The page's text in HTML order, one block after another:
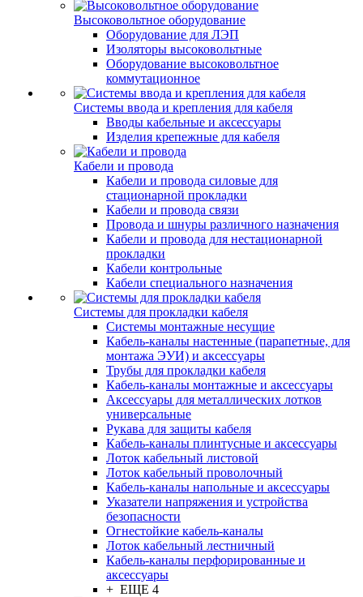
Высоковольтное оборудование
Оборудование для ЛЭП
Изоляторы высоковольтные
Оборудование высоковольтное
коммутационное
Системы ввода и крепления для кабеля
Вводы кабельные и аксессуары
Изделия крепежные для кабеля
Кабели и провода
Кабели и провода силовые для
стационарной прокладки
Кабели и провода связи
Провода и шнуры различного назначения
Кабели и провода для нестационарной
прокладки
Кабели контрольные
Кабели специального назначения
Системы для прокладки кабеля
Системы монтажные несущие
Кабель-каналы настенные (парапетные, для
монтажа ЭУИ) и аксессуары
Трубы для прокладки кабеля
Кабель-каналы монтажные и аксессуары
Аксессуары для металлических лотков
универсальные
Рукава для защиты кабеля
Кабель-каналы плинтусные и аксессуары
Лоток кабельный листовой
Лоток кабельный проволочный
Кабель-каналы напольные и аксессуары
Указатели напряжения и устройства
безопасности
Огнестойкие кабель-каналы
Лоток кабельный лестничный
Кабель-каналы перфорированные и
аксессуары
+ ЕЩЕ 4